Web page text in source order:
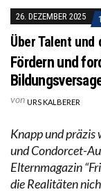
26. DEZEMBER 2025 1
Über Talent und
Fördern und
von URS KALBERER
Knapp und präzis
und Condorcet-
Elternmagazin
die Realitäten